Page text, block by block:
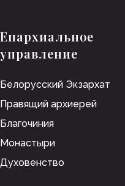
Епархиальное
управление
Белорусский Экзархат
Правящий архиерей
Благочиния
Монастыри
Духовенство